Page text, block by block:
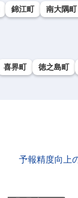
錦江町 南大隅町
喜界町 徳之島町
予報精度向上